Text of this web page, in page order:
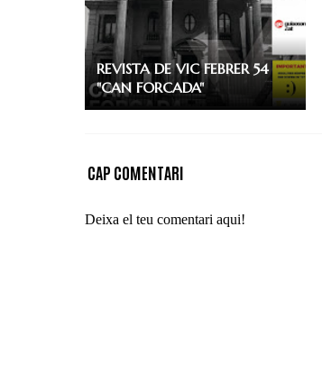
REVISTA DE VIC FEBRER 54
"CAN FORCADA"
CAP COMENTARI
Deixa el teu comentari aqui!